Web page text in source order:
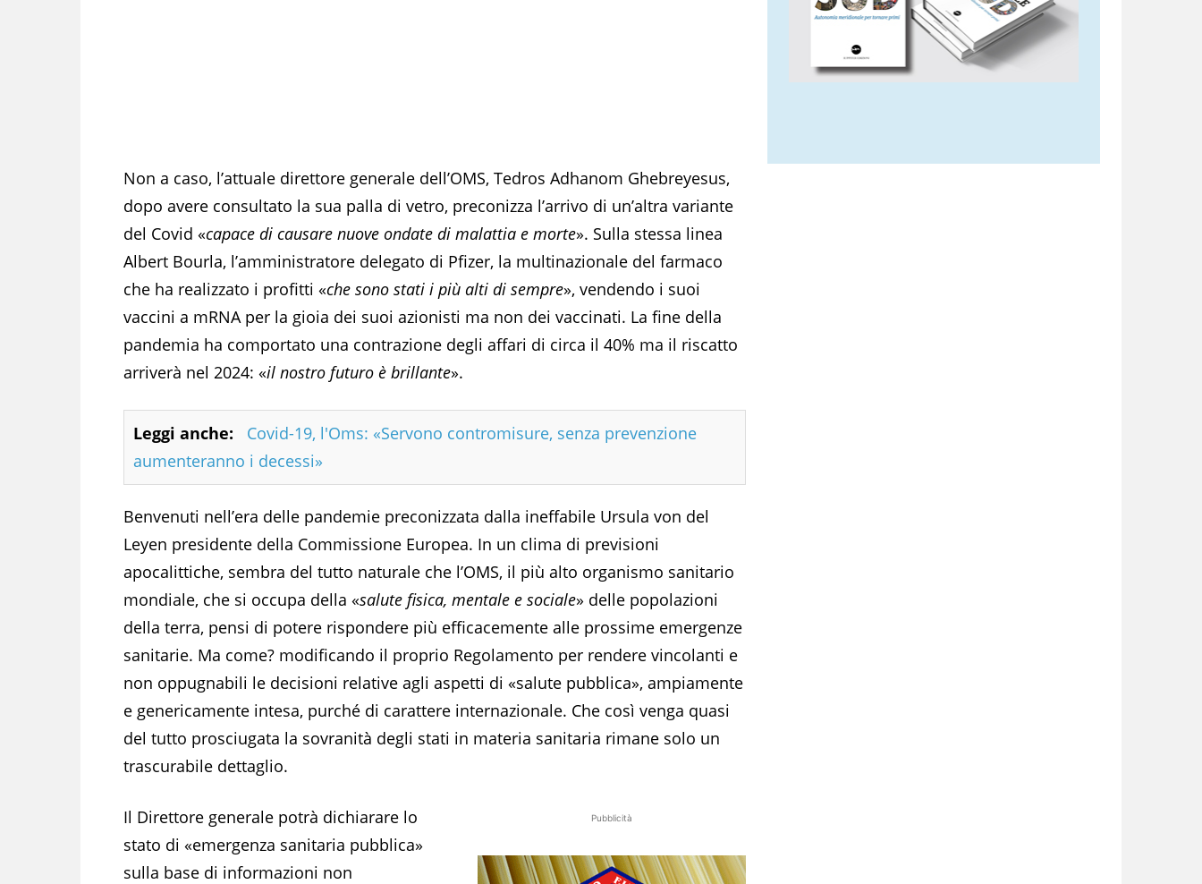
Non a caso, l’attuale direttore generale dell’OMS, Tedros Adhanom Ghebreyesus,
dopo avere consultato la sua palla di vetro, preconizza l’arrivo di un’altra variante
del Covid «capace di causare nuove ondate di malattia e morte». Sulla stessa linea
Albert Bourla, l’amministratore delegato di Pfizer, la multinazionale del farmaco
che ha realizzato i profitti «che sono stati i più alti di sempre», vendendo i suoi
vaccini a mRNA per la gioia dei suoi azionisti ma non dei vaccinati. La fine della
pandemia ha comportato una contrazione degli affari di circa il 40% ma il riscatto
arriverà nel 2024: «il nostro futuro è brillante».
Leggi anche:
Covid-19, l'Oms: «Servono contromisure, senza prevenzione
aumenteranno i decessi»
Benvenuti nell’era delle pandemie preconizzata dalla ineffabile Ursula von del
Leyen presidente della Commissione Europea. In un clima di previsioni
apocalittiche, sembra del tutto naturale che l’OMS, il più alto organismo sanitario
mondiale, che si occupa della «salute fisica, mentale e sociale» delle popolazioni
della terra, pensi di potere rispondere più efficacemente alle prossime emergenze
sanitarie. Ma come? modificando il proprio Regolamento per rendere vincolanti e
non oppugnabili le decisioni relative agli aspetti di «salute pubblica», ampiamente
e genericamente intesa, purché di carattere internazionale. Che così venga quasi
del tutto prosciugata la sovranità degli stati in materia sanitaria rimane solo un
trascurabile dettaglio.
Pubblicità
Il Direttore generale potrà dichiarare lo
stato di «emergenza sanitaria pubblica»
sulla base di informazioni non